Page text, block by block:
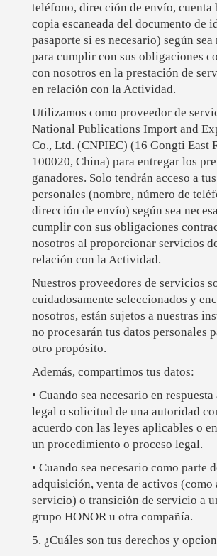
teléfono, dirección de envío, cuenta
copia escaneada del documento de
pasaporte si es necesario) según sea
para cumplir con sus obligaciones
con nosotros en la prestación de
en relación con la Actividad.
Utilizamos como proveedor de
National Publications Import and
Co., Ltd. (CNPIEC) (16 Gongti East
100020, China) para entregar los
ganadores. Solo tendrán acceso a
personales (nombre, número de
dirección de envío) según sea
cumplir con sus obligaciones
nosotros al proporcionar servicios
relación con la Actividad.
Nuestros proveedores de servicios
cuidadosamente seleccionados y
nosotros, están sujetos a nuestras
no procesarán tus datos personales
otro propósito.
Además, compartimos tus datos:
• Cuando sea necesario en
legal o solicitud de una autoridad
acuerdo con las leyes aplicables o
un procedimiento o proceso legal.
• Cuando sea necesario como parte
adquisición, venta de activos (como
servicio) o transición de servicio a
grupo HONOR u otra compañía.
5. ¿Cuáles son tus derechos y